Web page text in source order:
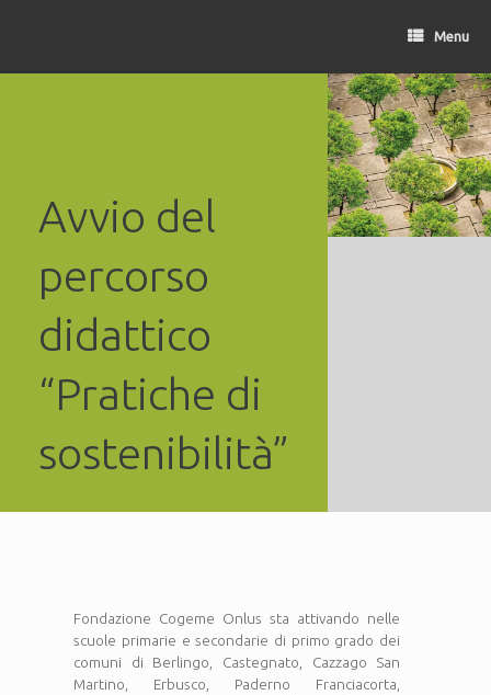
Menu
Avvio del
percorso
didattico
“Pratiche di
sostenibilità”
Fondazione Cogeme Onlus sta attivando nelle
scuole primarie e secondarie di primo grado dei
comuni di Berlingo, Castegnato, Cazzago San
Martino, Erbusco, Paderno Franciacorta,